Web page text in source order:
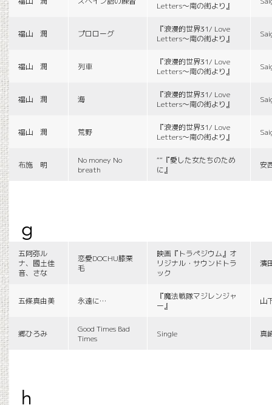
Letters〜南の街より』
福山 潤 プロローグ
『浪漫的世界31/ Love
Letters〜南の街より』
福山 潤 列車
『浪漫的世界31/ Love
Letters〜南の街より』
福山 潤 海
『浪漫的世界31/ Love
Letters〜南の街より』
福山 潤 荒野
『浪漫的世界31/ Love
Letters〜南の街より』
布施 明
No money No
breath
““『愛した女たちのため
に』
安
g
五阿弥ル
ナ、國土佳
音、さな
恋愛DOCHU膝栗
毛
映画『トラペジウム』オ
リジナル・サウンドトラ
ック
濱
五條真由美 永遠に…
『魔法戦隊マジレンジャ
ー』
山
郷ひろみ
Good Times Bad
Times
Single 真
h